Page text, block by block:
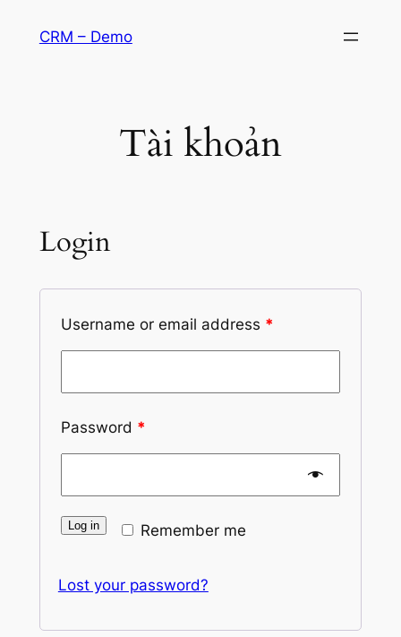
CRM – Demo
Tài khoản
Login
Username or email address *
Password *
Remember me
Log in
Lost your password?